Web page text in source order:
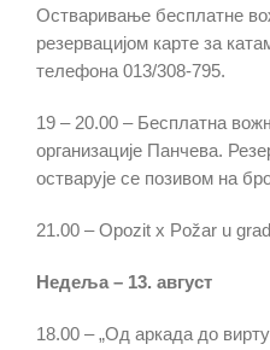
Остваривање бесплатне
резервацијом карте за
телефона 013/308-795.
19 – 20.00 – Бесплатна
организације Панчева.
остварује се позивом на
21.00 – Opozit x Požar u
Недеља – 13. август
18.00 – „Од аркада до